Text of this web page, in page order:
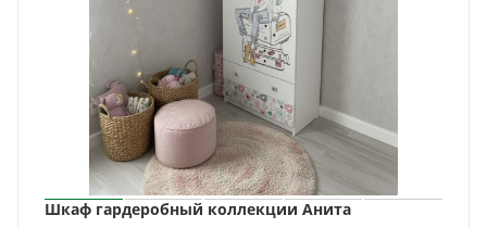
Шкаф гардеробный коллекции Анита